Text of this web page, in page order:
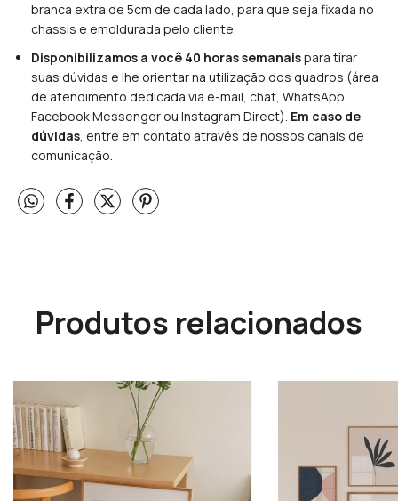
branca extra de 5cm de cada lado, para que seja fixada no
chassis e emoldurada pelo cliente.
Disponibilizamos a você 40 horas semanaispara tirar
suas dúvidas e lhe orientar na utilização dos quadros (área
de atendimento dedicada via e-mail, chat, WhatsApp,
Facebook Messenger ou Instagram Direct). Em caso de
dúvidas, entre em contato através de nossos canais de
comunicação.
Produtos relacionados